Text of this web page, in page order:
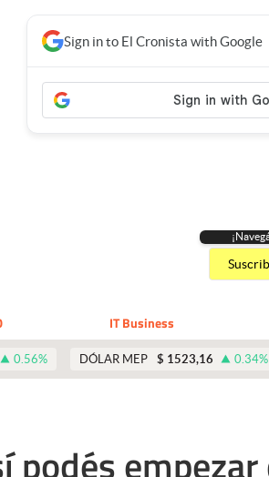
IT Business
0.56% DÓLAR MEP $ 1523,16 0.34%
Sign in to El Cronista with Google
podés empezar